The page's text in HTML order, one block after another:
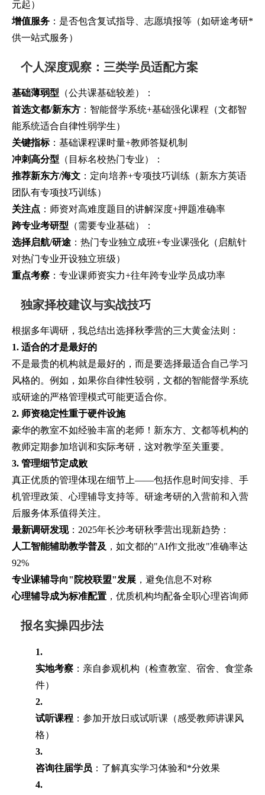
元起）
增值服务 ：是否包含复试指导、志愿填报等（如研途考研*
供一站式服务）
个人深度观察：三类学员适配方案
基础薄弱型 （公共课基础较差）：
首选文都/新东方 ：智能督学系统+基础强化课程（文都智
能系统适合自律性弱学生）
关键指标：基础课程课时量+教师答疑机制
冲刺高分型 （目标名校热门专业）：
推荐新东方/海文 ：定向培养+专项技巧训练（新东方英语
团队有专项技巧训练）
关注点 ：师资对高难度题目的讲解深度+押题准确率
跨专业考研型 （需要专业基础）：
选择启航/研途 ：热门专业独立成班+专业课强化（启航针
对热门专业开设独立班级）
重点考察 ：专业课师资实力+往年跨专业学员成功率
独家择校建议与实战技巧
根据多年调研，我总结出选择秋季营的三大黄金法则：
1. 适合的才是最好的
不是最贵的机构就是最好的，而是要选择最适合自己学习
风格的。例如，如果你自律性较弱，文都的智能督学系统
或研途的严格管理模式可能更适合你。
2. 师资稳定性重于硬件设施
豪华的教室不如经验丰富的老师！新东方、文都等机构的
教师定期参加培训和实际考研，这对教学至关重要。
3. 管理细节定成败
真正优质的管理体现在细节上——包括作息时间安排、手
机管理政策、心理辅导支持等。研途考研的入营前和入营
后服务体系值得关注。
最新调研发现：2025年长沙考研秋季营出现新趋势：
人工智能辅助教学普及 ，如文都的"AI作文批改"准确率达
92%
专业课辅导向"院校联盟"发展 ，避免信息不对称
心理辅导成为标准配置 ，优质机构均配备全职心理咨询师
报名实操四步法
1.
实地考察 ：亲自参观机构（检查教室、宿舍、食堂条
件）
2.
试听课程 ：参加开放日或试听课（感受教师讲课风
格）
3.
咨询往届学员 ：了解真实学习体验和*分效果
4.